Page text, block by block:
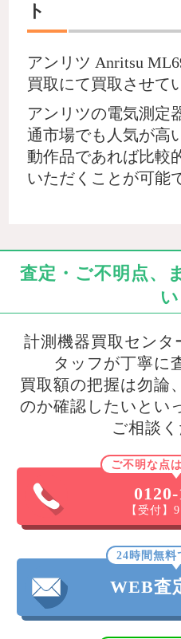
ト
アンリツ Anritsu
買取にて買取させて
アンリツの電気測定
通市場でも人気が高
動作品であれば比較
いただくことが可能
査定・ご不明点、
い
計測機器買取センタ
タッフが丁寧に
買取額の把握は勿論
のか確認したいとい
ご相談く
ご不明な点
【受付】
24時間無料
WEB査